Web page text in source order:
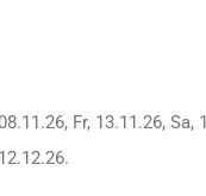
Fr, 13.11.26, Sa,